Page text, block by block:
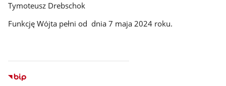
Tymoteusz Drebschok
Funkcję Wójta pełni od dnia 7 maja 2024 roku.